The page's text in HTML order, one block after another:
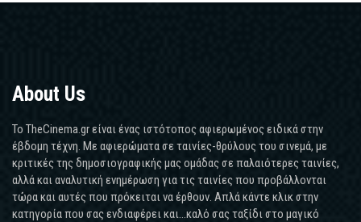
About Us
Το TheCinema.gr είναι ένας ιστότοπος αφιερωμένος ειδικά στην
έβδομη τέχνη. Με αφιερώματα σε ταινίες-θρύλους του σινεμά, με
κριτικές της δημοσιογραφικής μας ομάδας σε παλαιότερες ταινίες,
αλλά και αναλυτική ενημέρωση για τις ταινίες που προβάλλονται
τώρα και αυτές που πρόκειται να έρθουν. Απλά κάντε κλικ στην
κατηγορία που σας ενδιαφέρει και...καλό σας ταξίδι στο μαγικό